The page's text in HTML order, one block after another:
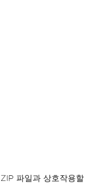
파일과 상호작용할